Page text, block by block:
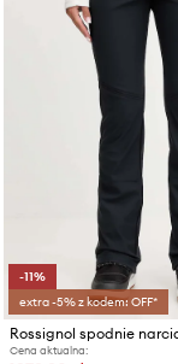
-11%
extra -5% z kodem: OFF*
Rossignol spodnie
Cena aktualna: